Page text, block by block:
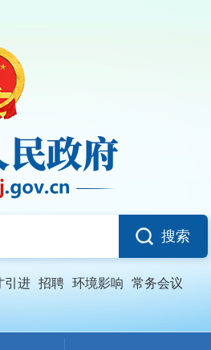
搜索
引进 招聘 环境影响 常务会议